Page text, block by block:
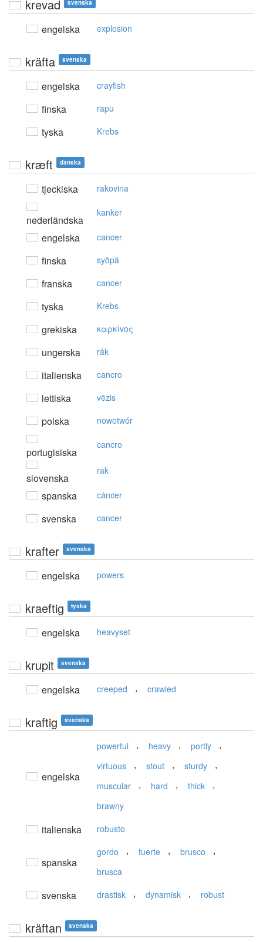
krevad svenska
engelska explosion
kräfta svenska
engelska crayfish
finska rapu
tyska Krebs
kræft danska
tjeckiska rakovina
nederländska
kanker
engelska cancer
finska syöpä
franska cancer
tyska Krebs
grekiska καρκίvoς
ungerska rák
italienska cancro
lettiska vēzis
polska nowotwór
portugisiska
cancro
slovenska
rak
spanska cáncer
svenska cancer
krafter svenska
engelska powers
kraeftig tyska
engelska heavyset
krupit svenska
engelska creeped , crawled
kraftig svenska
engelska
powerful , heavy , portly ,
virtuous , stout , sturdy ,
muscular , hard , thick ,
brawny
italienska robusto
spanska
gordo , fuerte , brusco ,
brusca
svenska drastisk , dynamisk , robust
kräftan svenska